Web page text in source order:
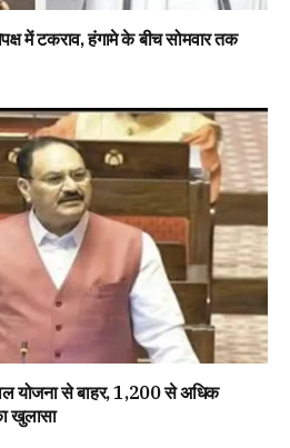
में टकराव, हंगामे के बीच सोमवार तक
योजना से बाहर, 1,200 से अधिक
खुलासा